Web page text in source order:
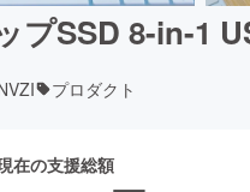
プSSD 8-in-1
プロダクト
在の支援総額